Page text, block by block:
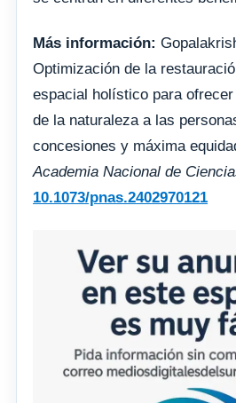
Más información:
Optimización de la
espacial holístico para
de la naturaleza a las
concesiones y máxima
Academia Nacional de
10.1073/pnas.2402970121